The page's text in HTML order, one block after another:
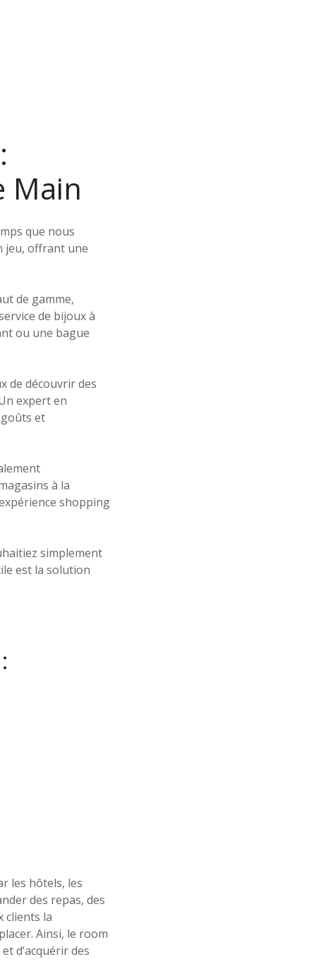
Main
que nous
jeu, offrant une
de gamme,
de bijoux à
ou une bague
de découvrir des
expert en
et
à la
shopping
simplement
est la solution
les hôtels, les
des repas, des
clients la
Ainsi, le room
d’acquérir des